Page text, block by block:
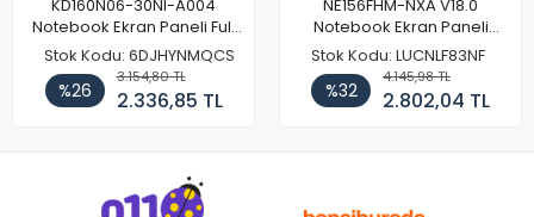
KD160N06-30NI-A004
Notebook Ekran Paneli Full
HD
Stok Kodu: 6DJHYNMQCS
%26
3.154,80 TL
2.336,85 TL
NE156FHM-NXA V18.0
Notebook Ekran Paneli
144Hz
Stok Kodu: LUCNLF83NF
%32
4.145,98 TL
2.802,04 TL